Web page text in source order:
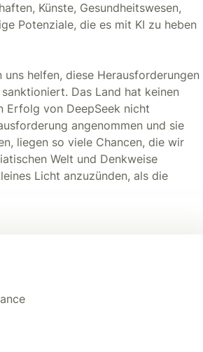
Künste, Gesundheitswesen,
Potenziale, die es mit KI zu heben
helfen, diese Herausforderungen
Das Land hat keinen
Erfolg von DeepSeek nicht
angenommen und sie
liegen so viele Chancen, die wir
Welt und Denkweise
Licht anzuzünden, als die